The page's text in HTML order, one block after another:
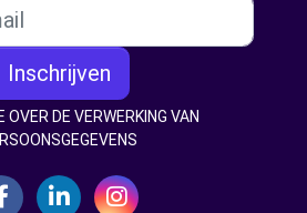
Inschrijven
OVER DE VERWERKING VAN